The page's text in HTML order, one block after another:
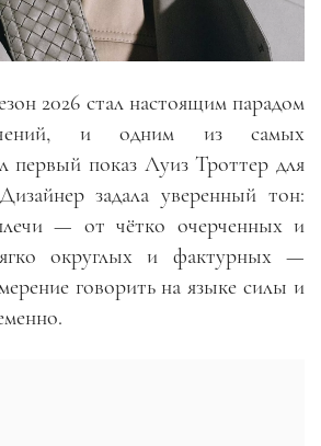
2026 стал настоящим парадом
и одним из самых
первый показ Луиз Троттер для
задала уверенный тон:
— от чётко очерченных и
округлых и фактурных —
говорить на языке силы и